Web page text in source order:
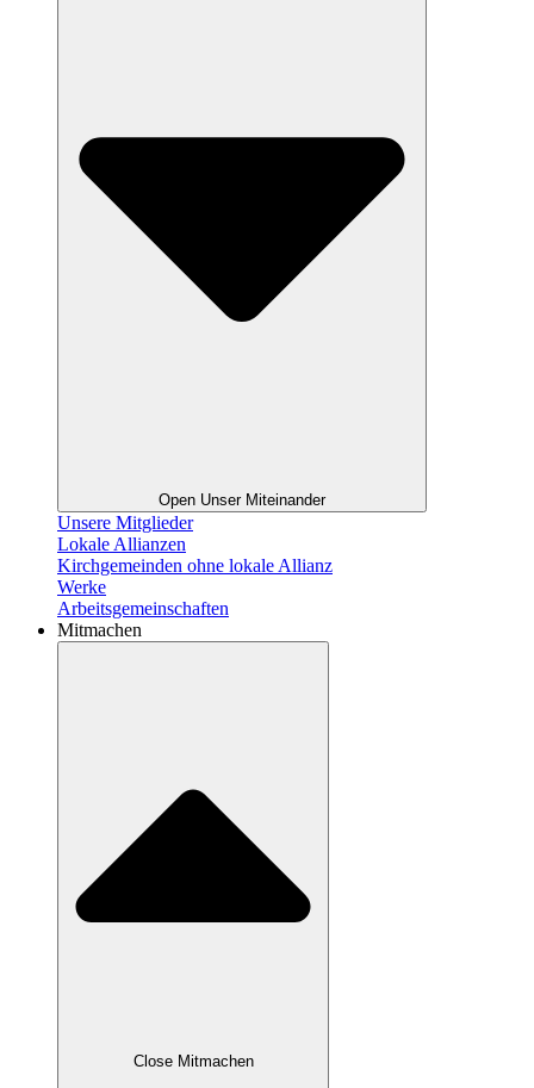
Open Unser Miteinander
Unsere Mitglieder
Lokale Allianzen
Kirchgemeinden ohne lokale Allianz
Werke
Arbeitsgemeinschaften
Mitmachen
Close Mitmachen